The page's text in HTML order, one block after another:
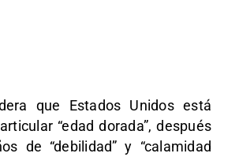
que Estados Unidos está
“edad dorada”, después
de “debilidad” y “calamidad